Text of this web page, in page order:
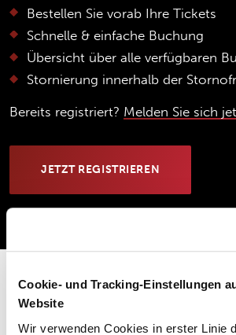
Cookie- und Tracking-Einstellungen
Website
Wir verwenden Cookies in erster Linie
Bestellen Sie vorab Ihre Tickets
Schnelle & einfache Buchung
Übersicht über alle verfügbaren
Stornierung innerhalb der
Bereits registriert? Melden Sie sich
JETZT REGISTRIEREN